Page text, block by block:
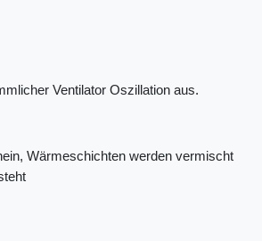
Ventilator Oszillation aus.
Wärmeschichten werden vermischt